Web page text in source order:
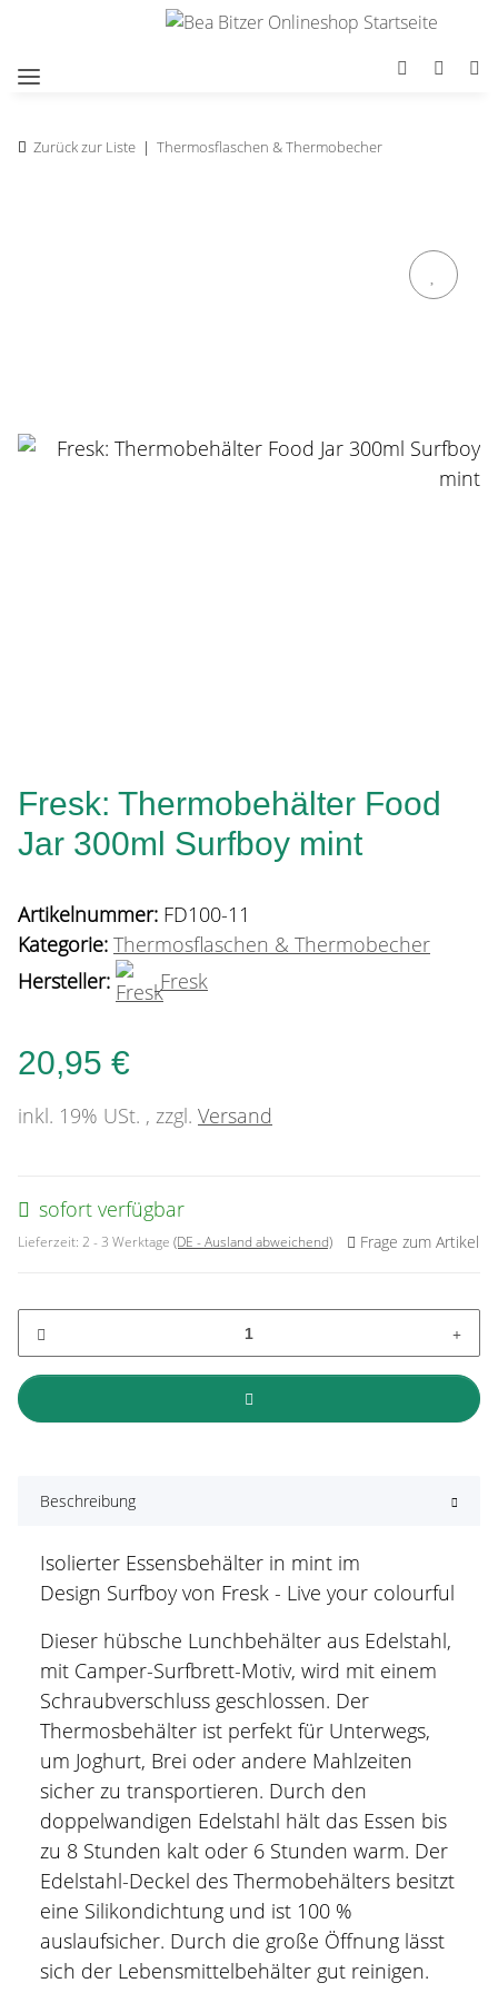
Zurück zur Liste Thermosflaschen & Thermobecher
Fresk: Thermobehälter Food
Jar 300ml Surfboy mint
Artikelnummer: FD100-11
Kategorie: Thermosflaschen & Thermobecher
Hersteller:
Fresk
20,95 €
inkl. 19% USt. , zzgl. Versand
sofort verfügbar
Lieferzeit: 2 - 3 Werktage (DE - Ausland abweichend) Frage zum Artikel
Beschreibung
Isolierter Essensbehälter in mint im
Design Surfboy von Fresk - Live your colourful
Dieser hübsche Lunchbehälter aus Edelstahl,
mit Camper-Surfbrett-Motiv, wird mit einem
Schraubverschluss geschlossen. Der
Thermosbehälter ist perfekt für Unterwegs,
um Joghurt, Brei oder andere Mahlzeiten
sicher zu transportieren. Durch den
doppelwandigen Edelstahl hält das Essen bis
zu 8 Stunden kalt oder 6 Stunden warm. Der
Edelstahl-Deckel des Thermobehälters besitzt
eine Silikondichtung und ist 100 %
auslaufsicher. Durch die große Öffnung lässt
sich der Lebensmittelbehälter gut reinigen.